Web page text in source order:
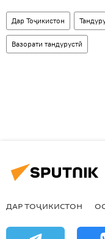
Дар Тоҷикистон
Вазорати тандурустӣ
ДАР ТОҶИКИСТОН